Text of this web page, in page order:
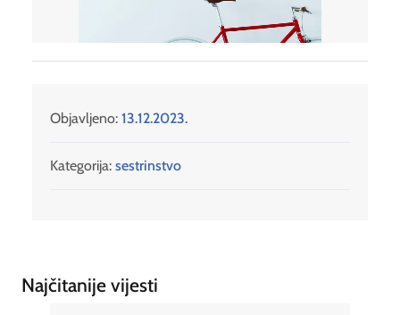
Objavljeno: 13.12.2023.
Kategorija: sestrinstvo
Najčitanije vijesti